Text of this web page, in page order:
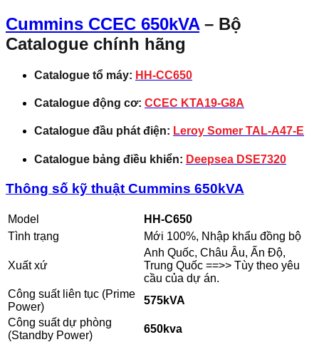
Cummins CCEC 650kVA– Bộ
Catalogue chính hãng
Catalogue tổ máy: HH-CC650
Catalogue động cơ: CCEC KTA19-G8A
Catalogue đầu phát điện: Leroy Somer TAL-A47-E
Catalogue bảng điều khiển: Deepsea DSE7320
Thông số kỹ thuật Cummins 650kVA
Model
HH-C650
Tình trạng
Mới 100%, Nhập khẩu đồng bộ
Xuất xứ
Anh Quốc, Châu Âu, Ấn Độ,
Trung Quốc ==>> Tùy theo yêu
cầu của dự án.
Công suất liên tục (Prime
Power)
575kVA
Công suất dự phòng
(Standby Power)
650kva